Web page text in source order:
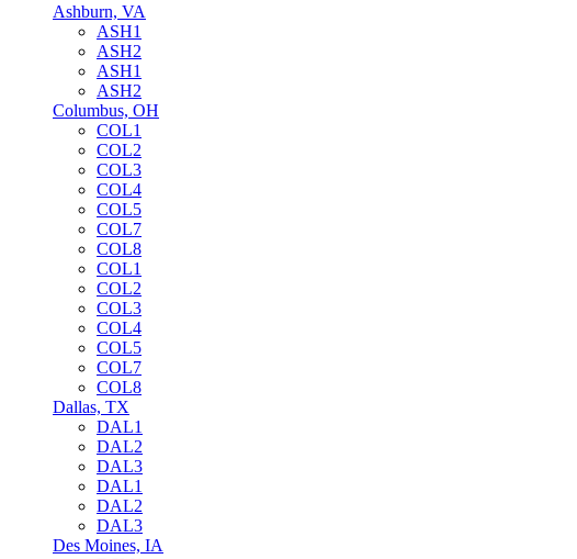
Ashburn, VA
ASH1
ASH2
ASH1
ASH2
Columbus, OH
COL1
COL2
COL3
COL4
COL5
COL7
COL8
COL1
COL2
COL3
COL4
COL5
COL7
COL8
Dallas, TX
DAL1
DAL2
DAL3
DAL1
DAL2
DAL3
Des Moines, IA